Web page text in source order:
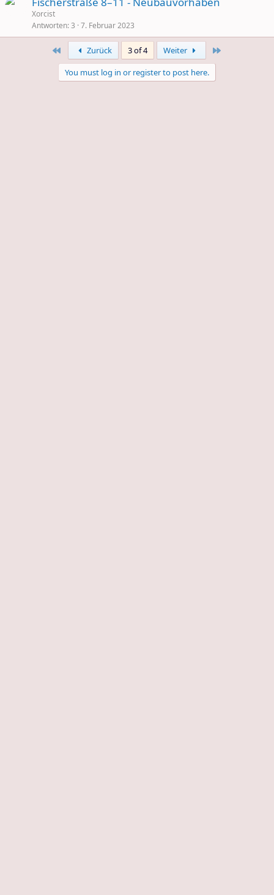
Xorcist
Antworten 3 7. Februar 2023
Zurück 3 of 4 Weiter
You must log in or register to post here.